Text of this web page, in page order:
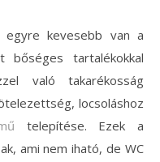
egyre kevesebb van a
bőséges tartalékokkal
való takarékosság
locsoláshoz
telepítése. Ezek a
ami nem iható, de WC